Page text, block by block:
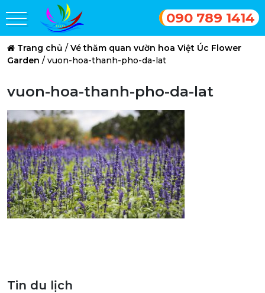
090 789 1414
Trang chủ / Vé thăm quan vườn hoa Việt Úc Flower
Garden / vuon-hoa-thanh-pho-da-lat
vuon-hoa-thanh-pho-da-lat
Tin du lịch